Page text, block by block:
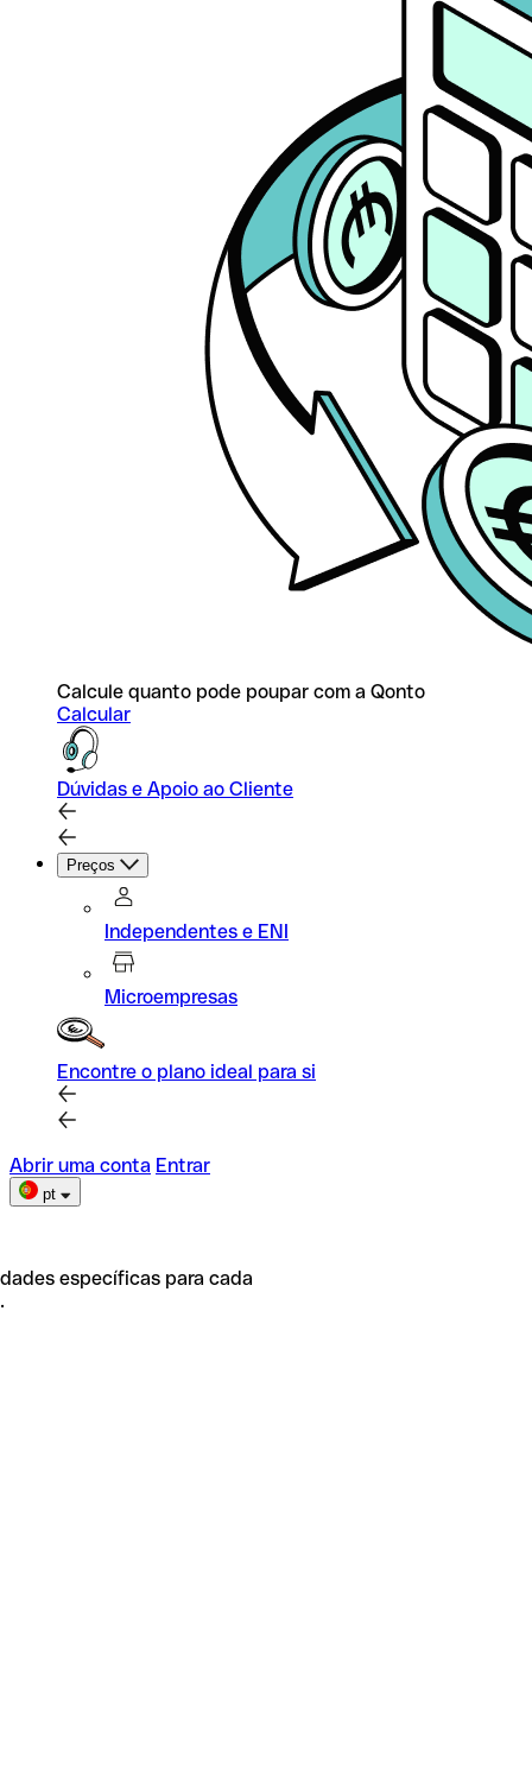
Calcule quanto pode poupar com a Qonto
Calcular
Dúvidas e Apoio ao Cliente
Preços
Independentes e ENI
Microempresas
Encontre o plano ideal para si
Abrir uma conta Entrar
pt
específicas para cada